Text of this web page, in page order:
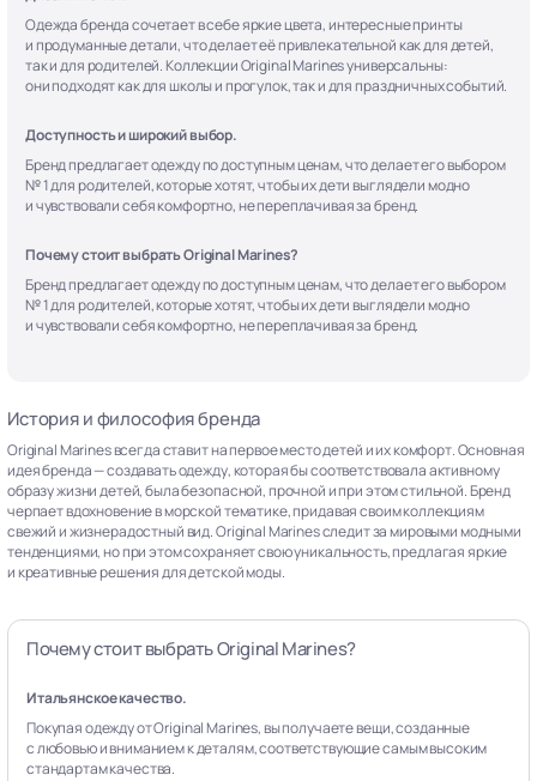
Одежда бренда сочетает в себе яркие цвета, интересные принты
и продуманные детали, что делает её привлекательной как для детей,
так и для родителей. Коллекции Original Marines универсальны:
они подходят как для школы и прогулок, так и для праздничных событий.
Доступность и широкий выбор.
Бренд предлагает одежду по доступным ценам, что делает его выбором
№ 1 для родителей, которые хотят, чтобы их дети выглядели модно
и чувствовали себя комфортно, не переплачивая за бренд.
Почему стоит выбрать Original Marines?
Бренд предлагает одежду по доступным ценам, что делает его выбором
№ 1 для родителей, которые хотят, чтобы их дети выглядели модно
и чувствовали себя комфортно, не переплачивая за бренд.
История и философия бренда
Original Marines всегда ставит на первое место детей и их комфорт. Основная
идея бренда — создавать одежду, которая бы соответствовала активному
образу жизни детей, была безопасной, прочной и при этом стильной. Бренд
черпает вдохновение в морской тематике, придавая своим коллекциям
свежий и жизнерадостный вид. Original Marines следит за мировыми модными
тенденциями, но при этом сохраняет свою уникальность, предлагая яркие
и креативные решения для детской моды.
Почему стоит выбрать Original Marines?
Итальянское качество.
Покупая одежду от Original Marines, вы получаете вещи, созданные
с любовью и вниманием к деталям, соответствующие самым высоким
стандартам качества.